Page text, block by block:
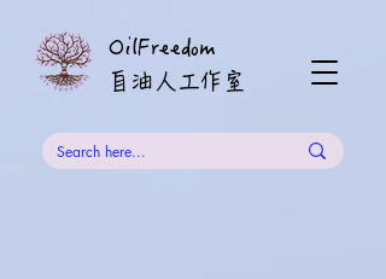
OilFreedom
​自油人工作室